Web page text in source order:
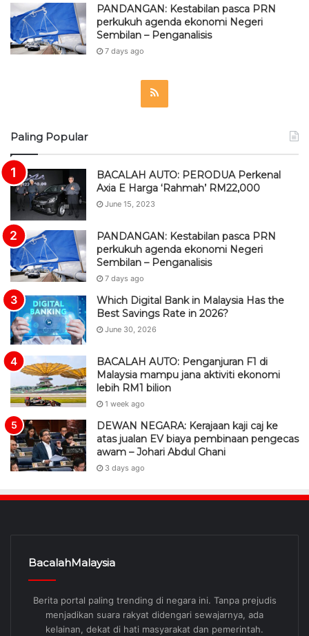
PANDANGAN: Kestabilan pasca PRN
perkukuh agenda ekonomi Negeri
Sembilan – Penganalisis
7 days ago
Paling Popular
BACALAH AUTO: PERODUA Perkenal
Axia E Harga ‘Rahmah’ RM22,000
June 15, 2023
PANDANGAN: Kestabilan pasca PRN
perkukuh agenda ekonomi Negeri
Sembilan – Penganalisis
7 days ago
Which Digital Bank in Malaysia Has the
Best Savings Rate in 2026?
June 30, 2026
BACALAH AUTO: Penganjuran F1 di
Malaysia mampu jana aktiviti ekonomi
lebih RM1 bilion
1 week ago
DEWAN NEGARA: Kerajaan kaji caj ke
atas jualan EV biaya pembinaan pengecas
awam – Johari Abdul Ghani
3 days ago
BacalahMalaysia
Berita portal paling trending di negara ini. Tanpa prejudis
menjadikan suara rakyat didengari sewajarnya, ada
kelainan, dekat di hati masyarakat dan pemerintah.